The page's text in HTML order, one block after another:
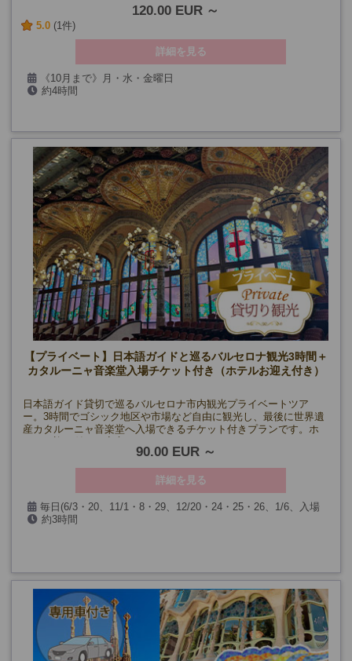
120.00 EUR
5.0 (1件)
詳細を見る
《10月まで》月・水・金曜日
(5/25、6/24、9/11、10/12及び天候の都合により催行できない場
最小催行人数：
《10月まで》6名様
《11月～》4名様
催行確定
約4時間
【プライベート】日本語ガイドと巡るバルセロナ観光3時間＋
カタルーニャ音楽堂入場チケット付き（ホテルお迎え付き）
日本語ガイド貸切で巡るバルセロナ市内観光プライベートツア
ー。3時間でゴシック地区や市場など自由に観光し、最後に世界遺
産カタルーニャ音楽堂へ入場できるチケット付きプランです。ホ
90.00 EUR
詳細を見る
毎日(6/3・20、11/1・8・29、12/20・24・25・26、1/6、入場
箇所閉館日を除く)
約3時間